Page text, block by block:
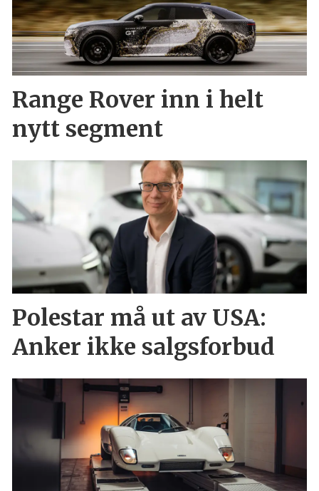
Range Rover inn i helt
nytt segment
Polestar må ut av USA:
Anker ikke salgsforbud